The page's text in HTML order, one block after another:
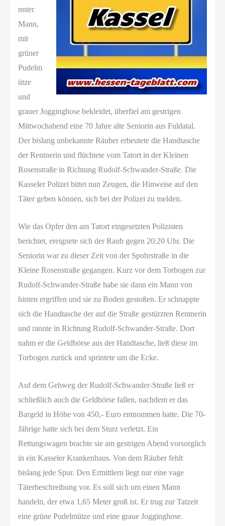
nnter
Mann,
mit
grüner
Pudelm
ütze
und
grauer Jogginghose bekleidet, überfiel am gestrigen
Mittwochabend eine 70 Jahre alte Seniorin aus Fuldatal.
Der bislang unbekannte Räuber erbeutete die Handtasche
der Rentnerin und flüchtete vom Tatort in der Kleinen
Rosenstraße in Richtung Rudolf-Schwander-Straße. Die
Kasseler Polizei bittet nun Zeugen, die Hinweise auf den
Täter geben können, sich bei der Polizei zu melden.
Wie das Opfer den am Tatort eingesetzten Polizisten
berichtet, ereignete sich der Raub gegen 20:20 Uhr. Die
Seniorin war zu dieser Zeit von der Spohrstraße in die
Kleine Rosenstraße gegangen. Kurz vor dem Torbogen zur
Rudolf-Schwander-Straße habe sie dann ein Mann von
hinten ergriffen und sie zu Boden gestoßen. Er schnappte
sich die Handtasche der auf die Straße gestürzten Rentnerin
und rannte in Richtung Rudolf-Schwander-Straße. Dort
nahm er die Geldbörse aus der Handtasche, ließ diese im
Torbogen zurück und sprintete um die Ecke.
Auf dem Gehweg der Rudolf-Schwander-Straße ließ er
schließlich auch die Geldbörse fallen, nachdem er das
Bargeld in Höhe von 450,- Euro entnommen hatte. Die 70-
Jährige hatte sich bei dem Sturz verletzt. Ein
Rettungswagen brachte sie am gestrigen Abend vorsorglich
in ein Kasseler Krankenhaus. Von dem Räuber fehlt
bislang jede Spur. Den Ermittlern liegt nur eine vage
Täterbeschreibung vor. Es soll sich um einen Mann
handeln, der etwa 1,65 Meter groß ist. Er trug zur Tatzeit
eine grüne Pudelmütze und eine graue Jogginghose.